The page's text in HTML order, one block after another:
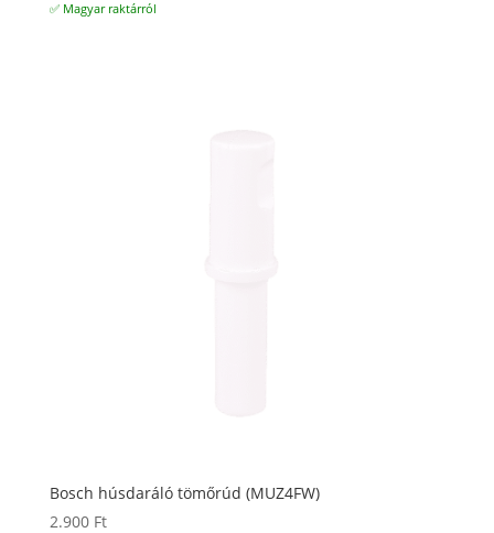
✅ Magyar raktárról
Bosch húsdaráló tömőrúd (MUZ4FW)
2.900 Ft